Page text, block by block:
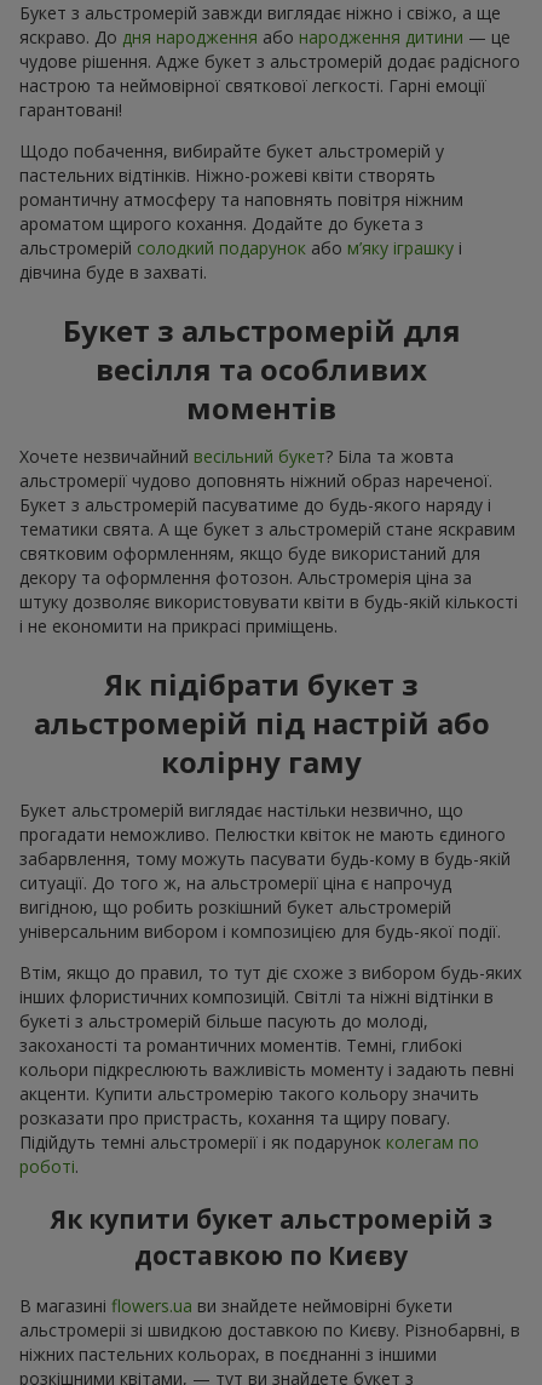
Букет з альстромерій завжди виглядає ніжно і свіжо, а ще
яскраво. До дня народження або народження дитини — це
чудове рішення. Адже букет з альстромерій додає радісного
настрою та неймовірної святкової легкості. Гарні емоції
гарантовані!
Щодо побачення, вибирайте букет альстромерій у
пастельних відтінків. Ніжно-рожеві квіти створять
романтичну атмосферу та наповнять повітря ніжним
ароматом щирого кохання. Додайте до букета з
альстромерій солодкий подарунок або м’яку іграшку і
дівчина буде в захваті.
Букет з альстромерій для
весілля та особливих
моментів
Хочете незвичайний весільний букет? Біла та жовта
альстромерії чудово доповнять ніжний образ нареченої.
Букет з альстромерій пасуватиме до будь-якого наряду і
тематики свята. А ще букет з альстромерій стане яскравим
святковим оформленням, якщо буде використаний для
декору та оформлення фотозон. Альстромерія ціна за
штуку дозволяє використовувати квіти в будь-якій кількості
і не економити на прикрасі приміщень.
Як підібрати букет з
альстромерій під настрій або
колірну гаму
Букет альстромерій виглядає настільки незвично, що
прогадати неможливо. Пелюстки квіток не мають єдиного
забарвлення, тому можуть пасувати будь-кому в будь-якій
ситуації. До того ж, на альстромерії ціна є напрочуд
вигідною, що робить розкішний букет альстромерій
універсальним вибором і композицією для будь-якої події.
Втім, якщо до правил, то тут діє схоже з вибором будь-яких
інших флористичних композицій. Світлі та ніжні відтінки в
букеті з альстромерій більше пасують до молоді,
закоханості та романтичних моментів. Темні, глибокі
кольори підкреслюють важливість моменту і задають певні
акценти. Купити альстромерію такого кольору значить
розказати про пристрасть, кохання та щиру повагу.
Підійдуть темні альстромерії і як подарунок колегам по
роботі.
Як купити букет альстромерій з
доставкою по Києву
В магазині flowers.ua ви знайдете неймовірні букети
альстромеріі зі швидкою доставкою по Києву. Різнобарвні, в
ніжних пастельних кольорах, в поєднанні з іншими
розкішними квітами, — тут ви знайдете букет з